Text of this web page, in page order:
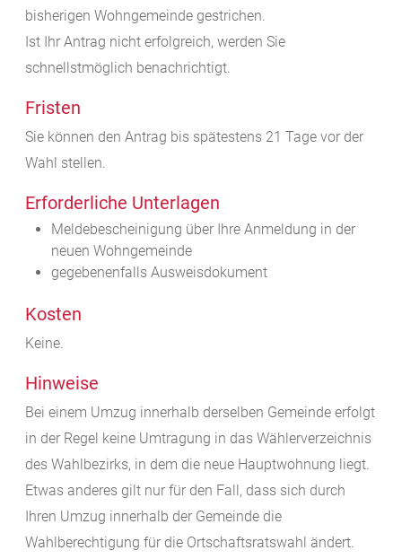
bisherigen Wohngemeinde gestrichen.
Ist Ihr Antrag nicht erfolgreich, werden Sie
schnellstmöglich benachrichtigt.
Fristen
Sie können den Antrag bis spätestens 21 Tage vor der
Wahl stellen.
Erforderliche Unterlagen
Meldebescheinigung über Ihre Anmeldung in der
neuen Wohngemeinde
gegebenenfalls Ausweisdokument
Kosten
Keine.
Hinweise
Bei einem Umzug innerhalb derselben Gemeinde erfolgt
in der Regel keine Umtragung in das Wählerverzeichnis
des Wahlbezirks, in dem die neue Hauptwohnung liegt.
Etwas anderes gilt nur für den Fall, dass sich durch
Ihren Umzug innerhalb der Gemeinde die
Wahlberechtigung für die Ortschaftsratswahl ändert.